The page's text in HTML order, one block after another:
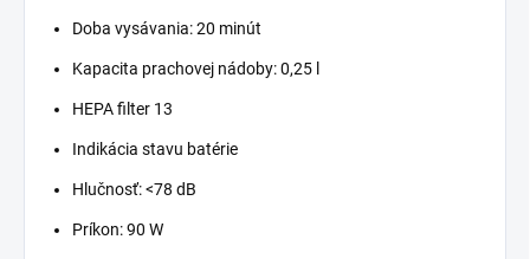
Doba vysávania: 20 minút
Kapacita prachovej nádoby: 0,25 l
HEPA filter 13
Indikácia stavu batérie
Hlučnosť: <78 dB
Príkon: 90 W